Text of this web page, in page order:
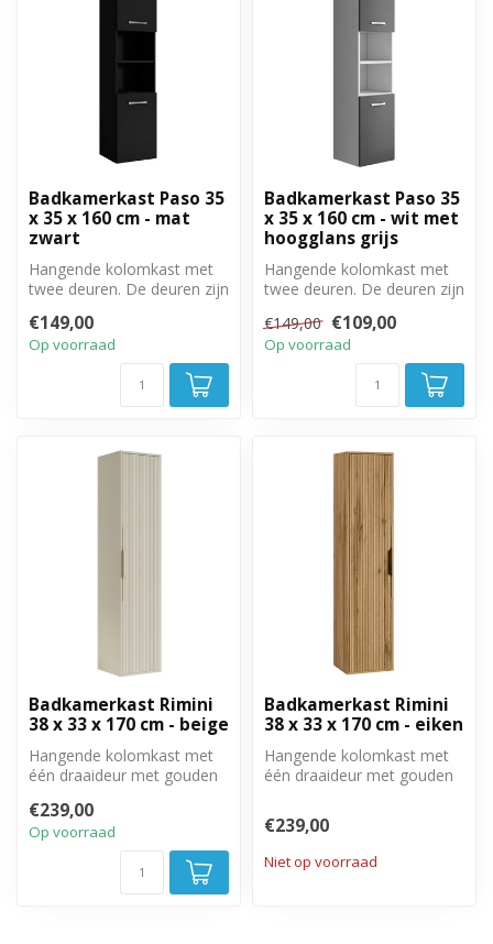
Badkamerkast Paso 35
x 35 x 160 cm - mat
zwart
Hangende kolomkast met
twee deuren. De deuren zijn
monter...
€149,00
Op voorraad
Badkamerkast Paso 35
x 35 x 160 cm - wit met
hoogglans grijs
Hangende kolomkast met
twee deuren. De deuren zijn
monter...
€149,00 €109,00
Op voorraad
Badkamerkast Rimini
38 x 33 x 170 cm - beige
Hangende kolomkast met
één draaideur met gouden
linksom te p...
€239,00
Op voorraad
Badkamerkast Rimini
38 x 33 x 170 cm - eiken
Hangende kolomkast met
één draaideur met gouden
linksom te p...
€239,00
Niet op voorraad